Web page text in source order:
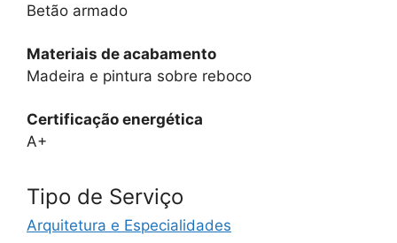
Betão armado
Materiais de acabamento
Madeira e pintura sobre reboco
Certificação energética
A+
Tipo de Serviço
Arquitetura e Especialidades